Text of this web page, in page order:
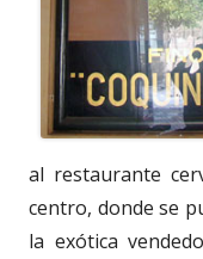
al restaurante
centro, donde se
la exótica